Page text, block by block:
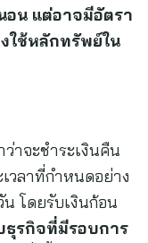
อน แต่อาจมีอัตรา
ใช้หลักทรัพย์ใน
าจะชำระเงินคืน
วลาที่กำหนดอย่าง
โดยรับเงินก้อน
ธุรกิจที่มีรอบการ